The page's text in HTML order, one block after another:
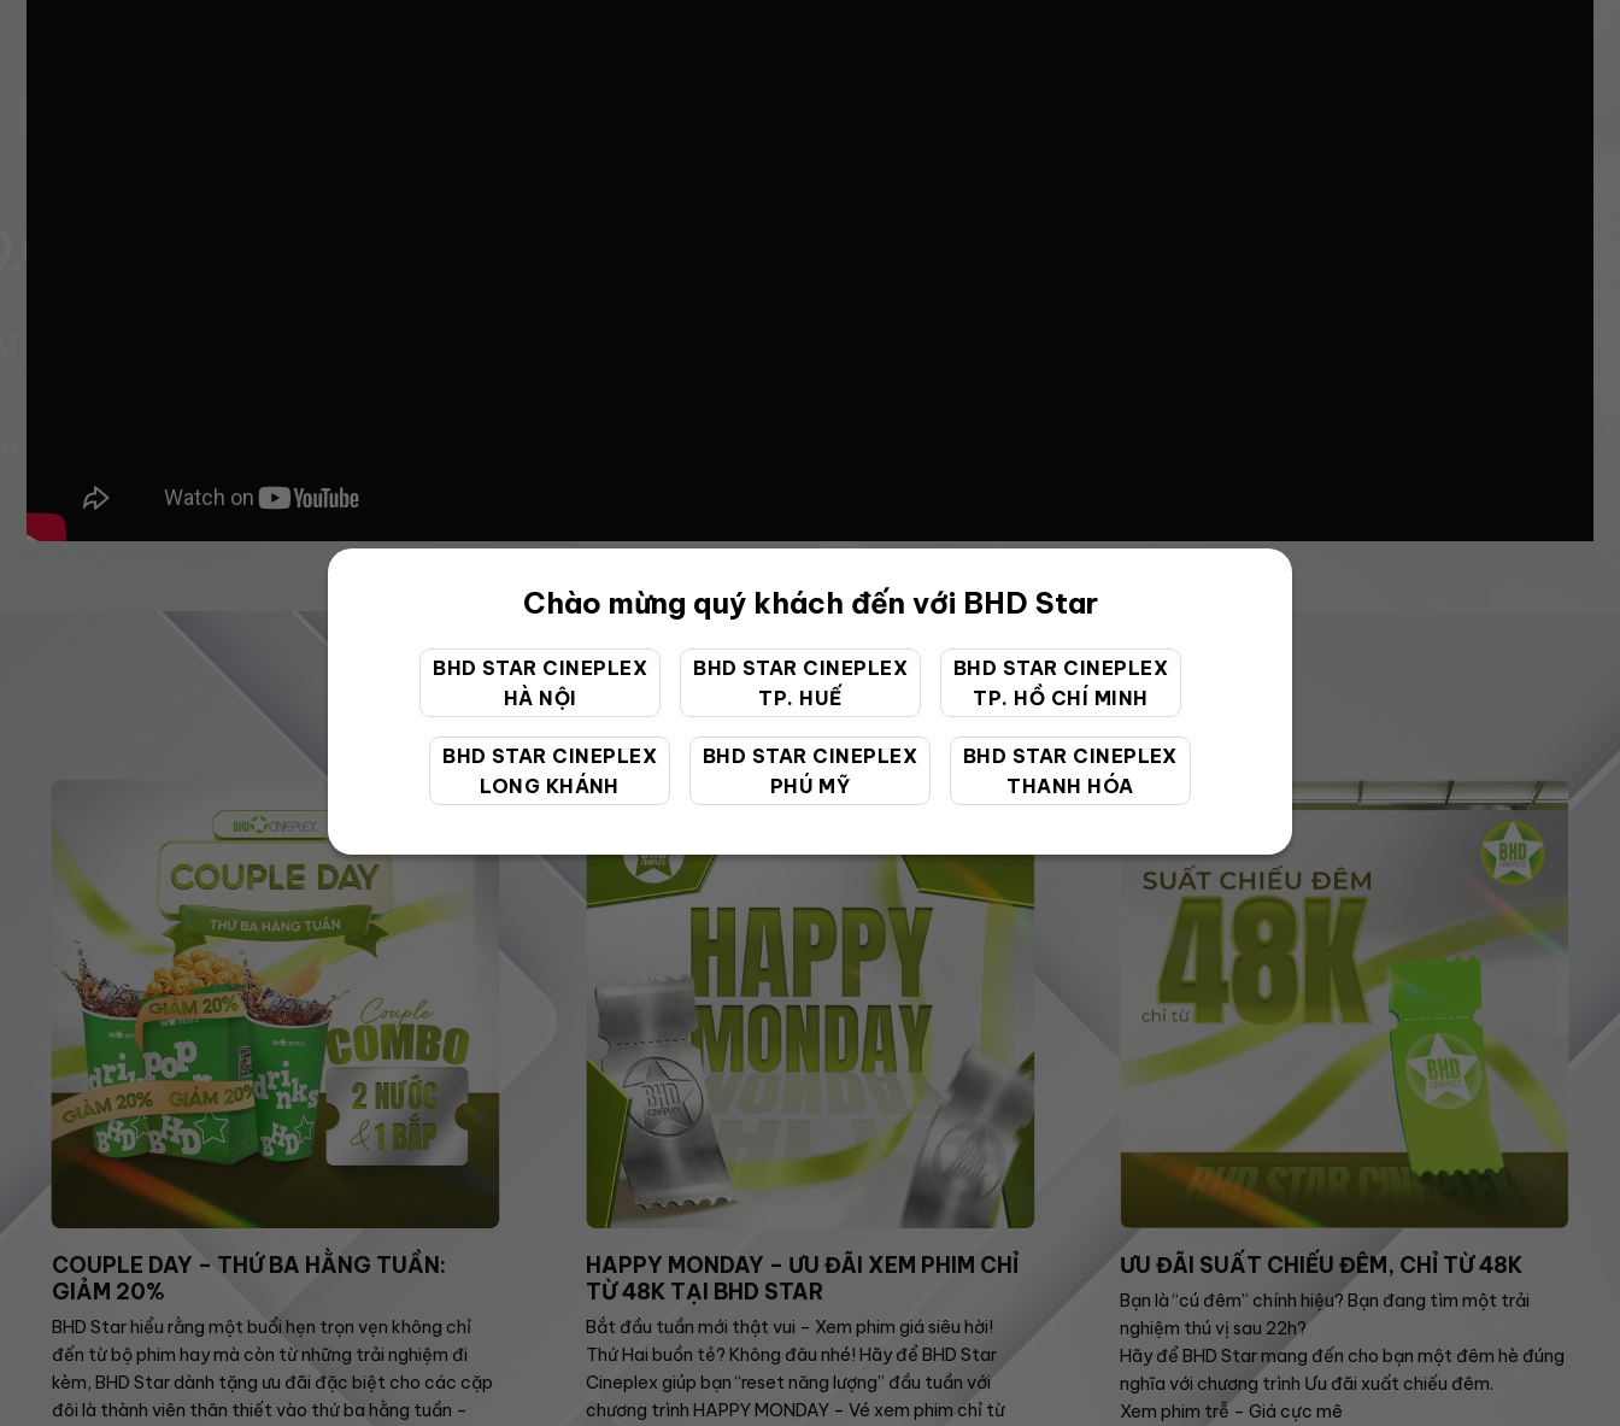
Chào mừng quý khách đến với BHD Star
BHD STAR CINEPLEX
HÀ NỘI
BHD STAR CINEPLEX
TP. HUẾ
BHD STAR CINEPLEX
TP. HỒ CHÍ MINH
BHD STAR CINEPLEX
LONG KHÁNH
BHD STAR CINEPLEX
PHÚ MỸ
BHD STAR CINEPLEX
THANH HÓA
ƯU ĐÃI ĐẶC BIỆT
COUPLE DAY – THỨ BA HẰNG TUẦN:
GIẢM 20%
BHD Star hiểu rằng một buổi hẹn trọn vẹn không chỉ
đến từ bộ phim hay mà còn từ những trải nghiệm đi
kèm, BHD Star dành tặng ưu đãi đặc biệt cho các cặp
đôi là thành viên thân thiết vào thứ ba hằng tuần –
HAPPY MONDAY – ƯU ĐÃI XEM PHIM CHỈ
TỪ 48K TẠI BHD STAR
Bắt đầu tuần mới thật vui – Xem phim giá siêu hời!
Thứ Hai buồn tẻ? Không đâu nhé! Hãy để BHD Star
Cineplex giúp bạn “reset năng lượng” đầu tuần với
chương trình HAPPY MONDAY – Vé xem phim chỉ từ
ƯU ĐÃI SUẤT CHIẾU ĐÊM, CHỈ TỪ 48K
Bạn là “cú đêm” chính hiệu? Bạn đang tìm một trải
nghiệm thú vị sau 22h?
Hãy để BHD Star mang đến cho bạn một đêm hè đúng
nghĩa với chương trình Ưu đãi xuất chiếu đêm.
Xem phim trễ – Giá cực mê